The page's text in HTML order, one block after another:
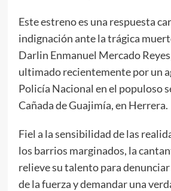
Este estreno es una respuesta
indignación ante la trágica
Darlin Enmanuel Mercado
ultimado recientemente por un
Policía Nacional en el populoso
Cañada de Guajimía, en Herrera.
Fiel a la sensibilidad de las
los barrios marginados, la
relieve su talento para denunciar
de la fuerza y demandar una